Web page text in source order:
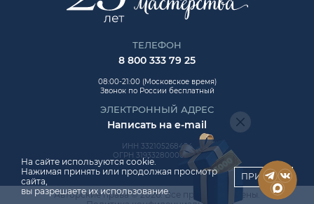
ТЕЛЕФОН
8 800 333 79 25
08:00-21:00 (Московское время)
Звонок по России бесплатный
ЭЛЕКТРОННЫЙ АДРЕС
Написать на e-mail
ИНН 332105268454
ОГРН 319332800006992
Авторские права © 2026. Все права защищены.
На сайте используются cookie.
Нажимая принять или продолжая просмотр
сайта,
вы разрешаете их использование.
ПРИНЯТЬ